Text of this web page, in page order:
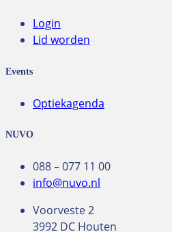
Login
Lid worden
Events
Optiekagenda
NUVO
088 – 077 11 00
info@nuvo.nl
Voorveste 2
3992 DC Houten